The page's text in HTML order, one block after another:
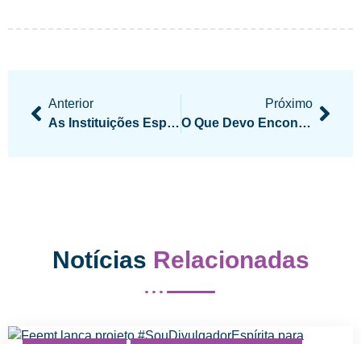
Anterior
As Instituições Espíritas E A Mudança De Paradigma
Próximo
O Que Devo Encontrar Em Uma Casa Espírita?
Notícias Relacionadas